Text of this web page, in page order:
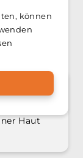
Haut
können